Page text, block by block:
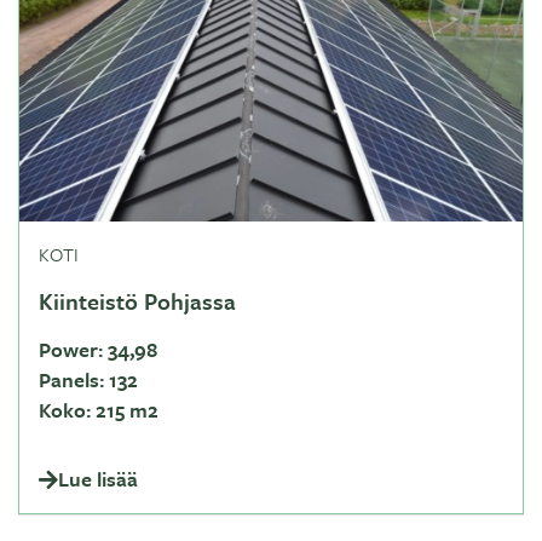
KOTI
Kiinteistö Pohjassa
Power:34,98
Panels:132
Koko:215 m2
Lue lisää